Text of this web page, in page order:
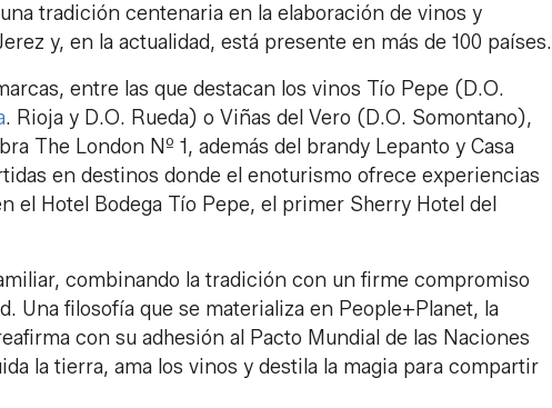
tradición centenaria en la elaboración de vinos y
y, en la actualidad, está presente en más de 100 países.
entre las que destacan los vinos Tío Pepe (D.O.
. Rioja y D.O. Rueda) o Viñas del Vero (D.O. Somontano),
The London Nº 1, además del brandy Lepanto y Casa
en destinos donde el enoturismo ofrece experiencias
el Hotel Bodega Tío Pepe, el primer Sherry Hotel del
combinando la tradición con un firme compromiso
Una filosofía que se materializa en People+Planet, la
con su adhesión al Pacto Mundial de las Naciones
la tierra, ama los vinos y destila la magia para compartir